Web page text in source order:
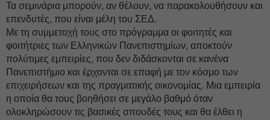
Τα σεμινάρια μπορούν, αν θέλουν, να παρακολουθήσουν και
επενδυτές, που είναι μέλη του ΣΕΔ.
Με τη συμμετοχή τους στο πρόγραμμα οι φοιτητές και
φοιτήτριες των Ελληνικών Πανεπιστημίων, αποκτούν
πολύτιμες εμπειρίες, που δεν διδάσκονται σε κανένα
Πανεπιστήμιο και έρχονται σε επαφή με τον κόσμο των
επιχειρήσεων και της πραγματικής οικονομίας. Μια εμπειρία
η οποία θα τους βοηθήσει σε μεγάλο βαθμό όταν
ολοκληρώσουν τις βασικές σπουδές τους και θα έλθει η